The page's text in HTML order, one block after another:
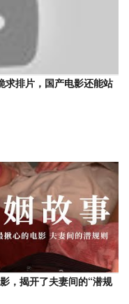
求排片，国产电影还能站
，揭开了夫妻间的“潜规